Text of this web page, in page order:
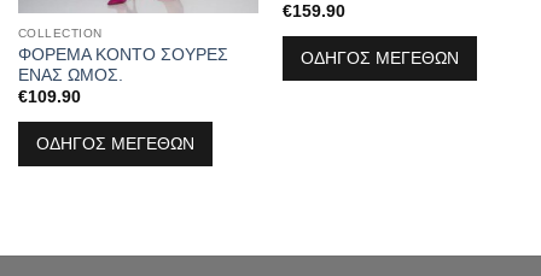
COLLECTION
ΦΟΡΕΜΑ ΚΟΝΤΟ ΣΟΥΡΕΣ
ΕΝΑΣ ΩΜΟΣ.
€109.90
ΟΔΗΓΟΣ ΜΕΓΕΘΩΝ
€159.90
ΟΔΗΓΟΣ ΜΕΓΕΘΩΝ